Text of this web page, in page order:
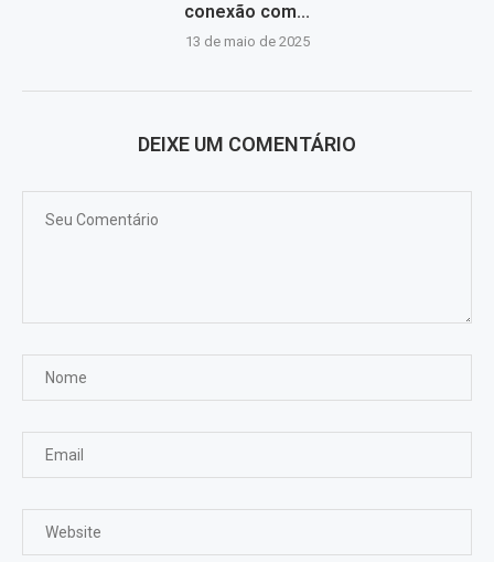
conexão com...
13 de maio de 2025
DEIXE UM COMENTÁRIO